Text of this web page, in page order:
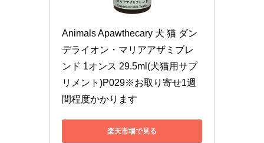
Animals Apawthecary 犬 猫 ダン
デライオン・マリアアザミブレ
ンド 1オンス 29.5ml(犬猫用サプ
リメント)P029※お取り寄せ1週
間程度かかります
楽天市場で見る